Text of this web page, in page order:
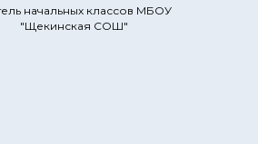
начальных классов МБОУ
"Щекинская СОШ"